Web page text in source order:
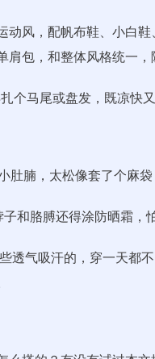
风，配帆布鞋、小白
包，和整体风格统一，
个马尾或盘发，既凉快
腩，太松像套了个麻袋
和胳膊还得涂防晒霜，
气吸汗的，穿一天都